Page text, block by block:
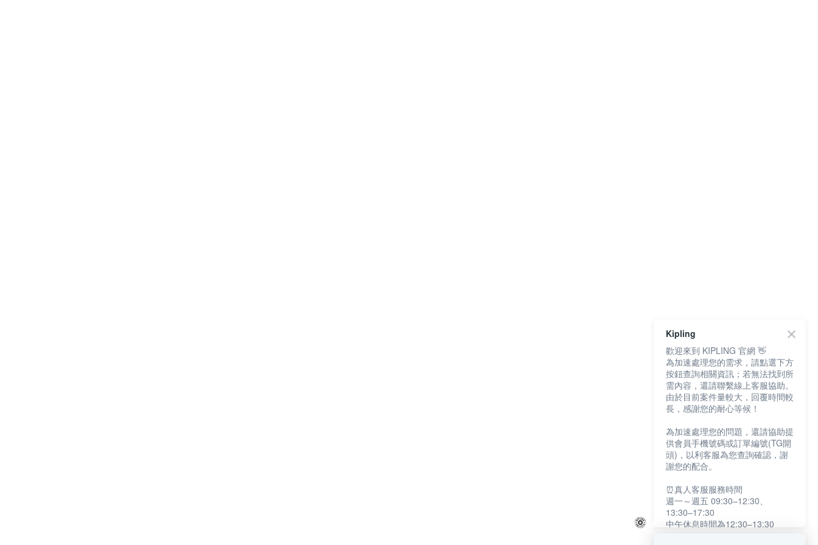
Kipling
歡迎來到 KIPLING 官網 👋
為加速處理您的需求，請點選下方
按鈕查詢相關資訊；若無法找到所
需內容，還請聯繫線上客服協助。
由於目前案件量較大，回覆時間較
長，感謝您的耐心等候！
為加速處理您的問題，還請協助提
供會員手機號碼或訂單編號(TG開
頭)，以利客服為您查詢確認，謝
謝您的配合。
⏰真人客服服務時間
週一～週五 09:30–12:30、
13:30–17:30
中午休息時間為12:30–13:30